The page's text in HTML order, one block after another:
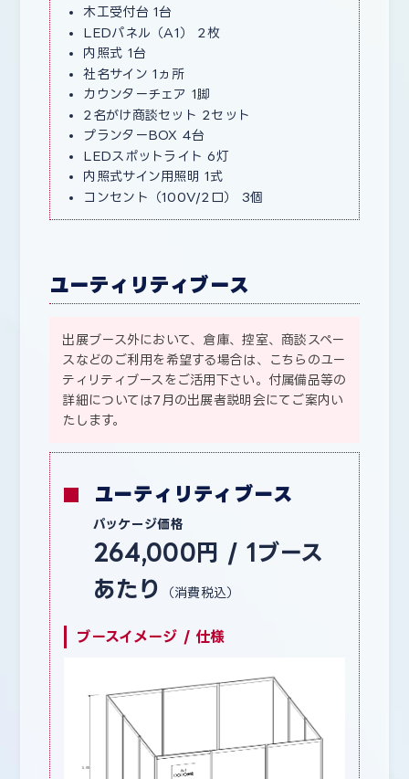
木工受付台 1台
LEDパネル（A1） 2枚
内照式 1台
社名サイン 1ヵ所
カウンターチェア 1脚
2名がけ商談セット 2セット
プランターBOX 4台
LEDスポットライト 6灯
内照式サイン用照明 1式
コンセント（100V/2口） 3個
ユーティリティブース
出展ブース外において、倉庫、控室、商談スペー
スなどのご利用を希望する場合は、こちらのユー
ティリティブースをご活用下さい。付属備品等の
詳細については7月の出展者説明会にてご案内い
たします。
ユーティリティブース
パッケージ価格
264,000円 / 1ブース
あたり
（消費税込）
ブースイメージ / 仕様